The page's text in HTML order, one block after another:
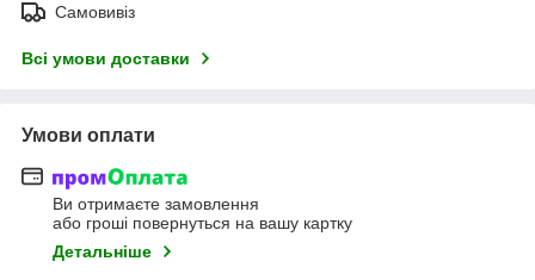
Самовивіз
Всі умови доставки
Умови оплати
Ви отримаєте замовлення
або гроші повернуться на вашу картку
Детальніше